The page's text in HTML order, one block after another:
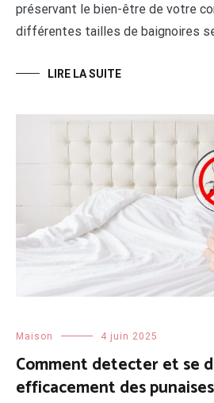
préservant le bien-être de votre
différentes tailles de baignoires
LIRE LA SUITE
Maison 4 juin 2025
Comment detecter et se
efficacement des